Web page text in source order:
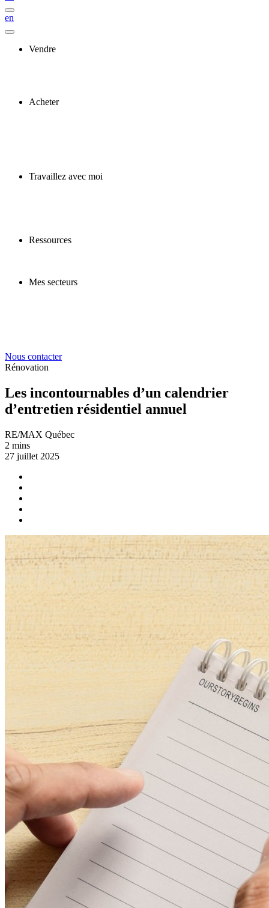
en
Vendre
Acheter
Travaillez avec moi
Ressources
Mes secteurs
Nous contacter
Rénovation
Les incontournables d’un calendrier
d’entretien résidentiel annuel
RE/MAX Québec
2 mins
27 juillet 2025